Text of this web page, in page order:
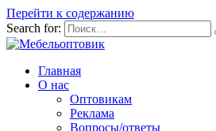
Перейти к содержанию
Search for:
Главная
О нас
Оптовикам
Реклама
Вопросы/ответы